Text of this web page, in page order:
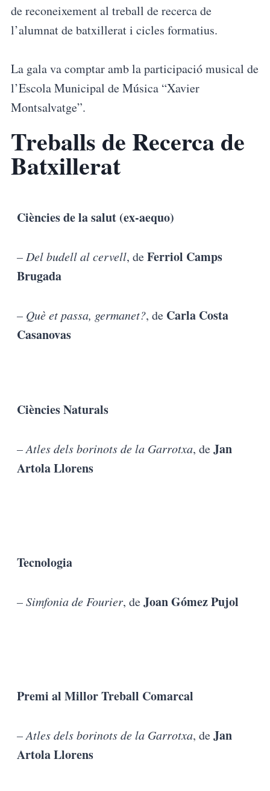
de reconeixement al treball de recerca de
l’alumnat de batxillerat i cicles formatius.
La gala va comptar amb la participació musical de
l’Escola Municipal de Música “Xavier
Montsalvatge”.
Treballs de Recerca de
Batxillerat
Ciències de la salut (ex-aequo)
– Del budell al cervell, deFerriol Camps
Brugada
– Què et passa, germanet?, de Carla Costa
Casanovas
Ciències Naturals
– Atles dels borinots de la Garrotxa, deJan
Artola Llorens
Tecnologia
– Simfonia de Fourier, deJoan Gómez Pujol
Premi al Millor Treball Comarcal
– Atles dels borinots de la Garrotxa, deJan
Artola Llorens